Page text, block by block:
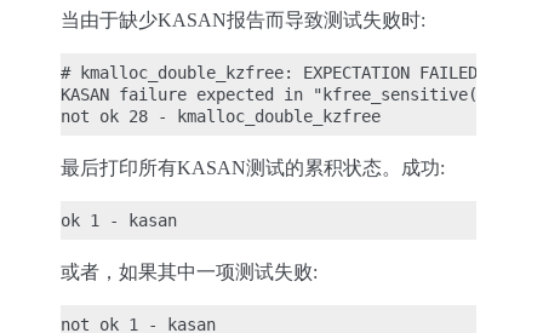
当由于缺少KASAN报告而导致测试失败时:
# kmalloc_double_kzfree: EXPECTATION FAILED at
KASAN failure expected in "kfree_sensitive(ptr)",
最后打印所有KASAN测试的累积状态。成功:
或者，如果其中一项测试失败: